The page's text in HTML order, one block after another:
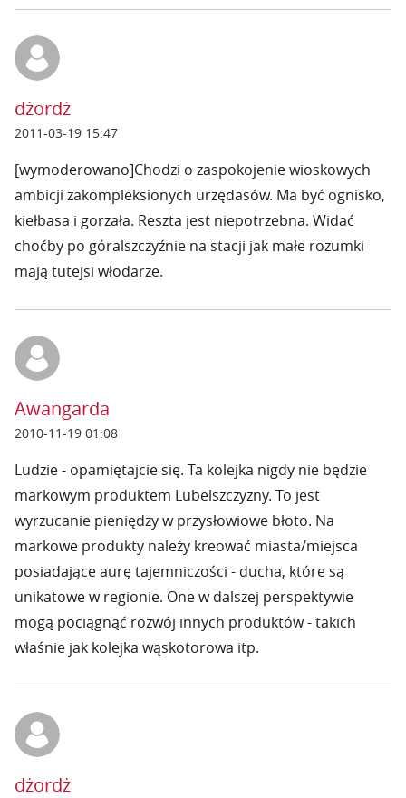
dżordż
2011-03-19 15:47
[wymoderowano]Chodzi o zaspokojenie wioskowych
ambicji zakompleksionych urzędasów. Ma być ognisko,
kiełbasa i gorzała. Reszta jest niepotrzebna. Widać
choćby po góralszczyźnie na stacji jak małe rozumki
mają tutejsi włodarze.
Awangarda
2010-11-19 01:08
Ludzie - opamiętajcie się. Ta kolejka nigdy nie będzie
markowym produktem Lubelszczyzny. To jest
wyrzucanie pieniędzy w przysłowiowe błoto. Na
markowe produkty należy kreować miasta/miejsca
posiadające aurę tajemniczości - ducha, które są
unikatowe w regionie. One w dalszej perspektywie
mogą pociągnąć rozwój innych produktów - takich
właśnie jak kolejka wąskotorowa itp.
dżordż